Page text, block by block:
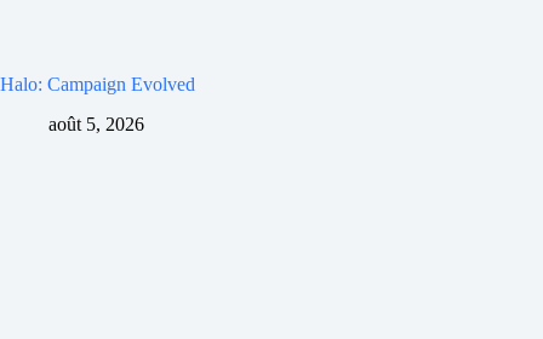
Halo: Campaign Evolved
août 5, 2026